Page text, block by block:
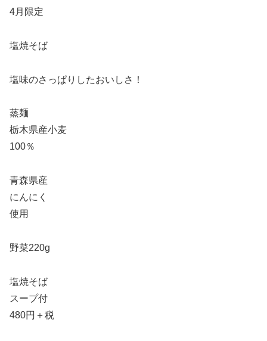
4月限定
塩焼そば
塩味のさっぱりしたおいしさ！
蒸麺
栃木県産小麦
100％
青森県産
にんにく
使用
野菜220g
塩焼そば
スープ付
480円＋税